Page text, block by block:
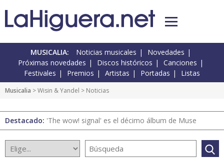
MUSICALIA: Noticias musicales
Novedades
Próximas novedades
Discos históricos
Canciones
Festivales
Premios Artistas Portadas Listas
Musicalia >Wisin & Yandel > Noticias
Destacado: 'The wow! signal' es el décimo álbum de Muse